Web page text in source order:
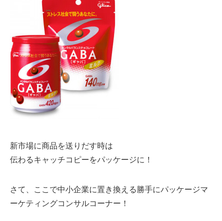
新市場に商品を送りだす時は
伝わるキャッチコピーをパッケージに！
さて、ここで中小企業に置き換える勝手にパッケージマ
ーケティングコンサルコーナー！